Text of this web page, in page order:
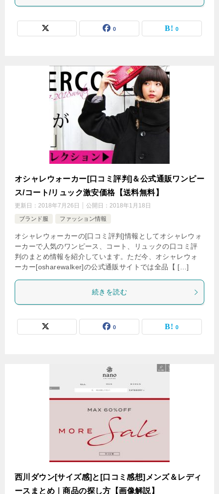
0 0
オシャレウォーカー[口コミ評判]＆公式通販ワンピー
ス/コート/リュック激安価格【送料無料】
更新日： 2018年7月26日 公開日： 2018年1月18日
ブランド服
ファッション情報
オシャレウォーカーの[口コミ評判]情報としてオシャレウォ
ーカーで人気のワンピース、コート、リュックの口コミ評
判のまとめ情報を紹介しています。ただ今、オシャレウォ
ーカー[osharewalker]の公式通販サイトでは全品【 […]
続きを読む
0 0
西川ダウン[サイズ感]と[口コミ感想]メンズ＆レディ
ースまとめ｜商品の探し方【画像解説】